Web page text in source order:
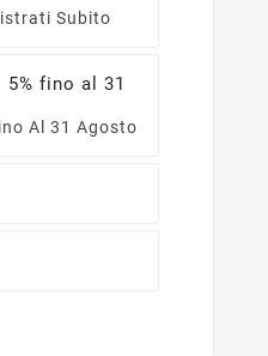
Subito
Al 31 Agosto